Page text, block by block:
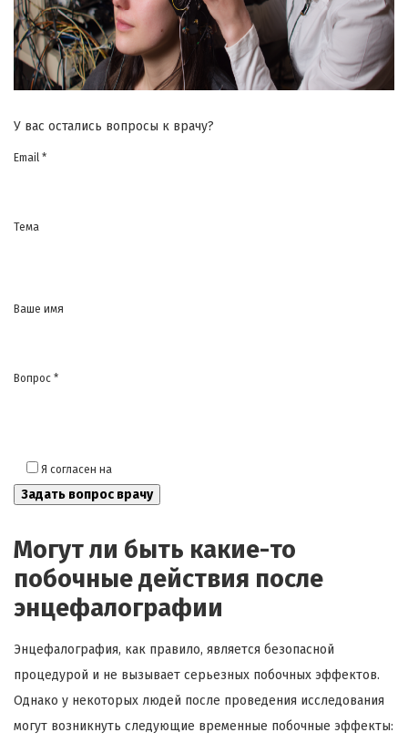
У вас остались вопросы к врачу?
Email *
Тема
Ваше имя
Вопрос *
Я согласен на
Могут ли быть какие-то
побочные действия после
энцефалографии
Энцефалография, как правило, является безопасной
процедурой и не вызывает серьезных побочных эффектов.
Однако у некоторых людей после проведения исследования
могут возникнуть следующие временные побочные эффекты: